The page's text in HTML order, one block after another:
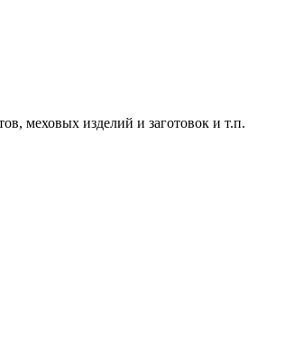
меховых изделий и заготовок и т.п.